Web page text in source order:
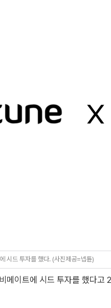
시드 투자를 했다. (사진제공=넵튠)
메이트에 시드 투자를 했다고